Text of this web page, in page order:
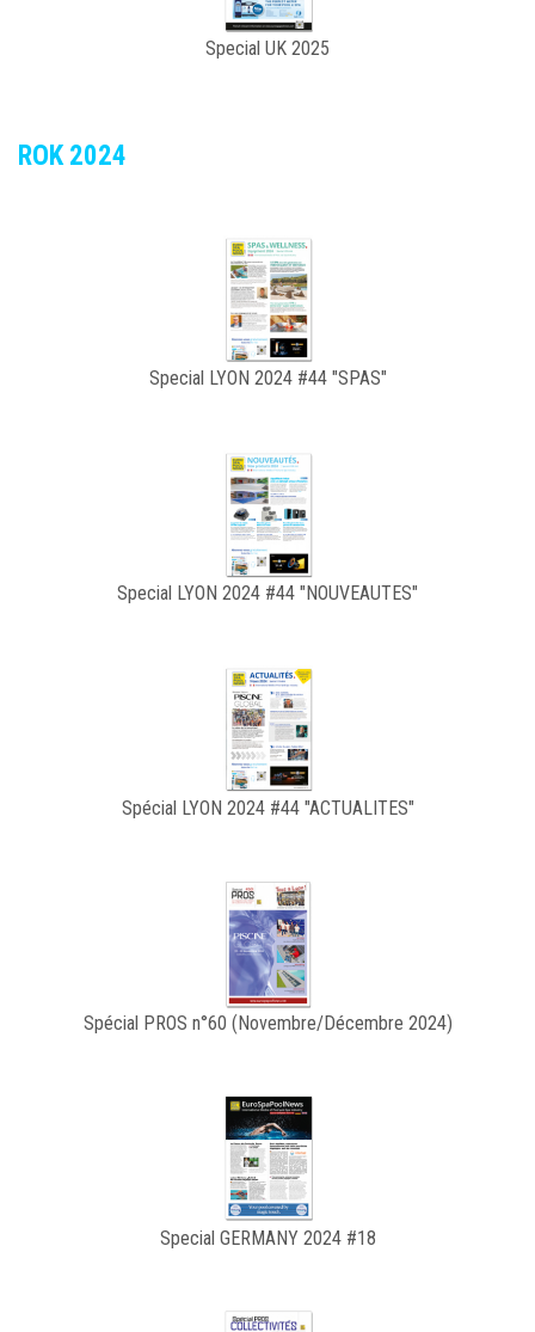
Special UK 2025
ROK 2024
Special LYON 2024 #44 "SPAS"
Special LYON 2024 #44 "NOUVEAUTES"
Spécial LYON 2024 #44 "ACTUALITES"
Spécial PROS n°60 (Novembre/Décembre 2024)
Special GERMANY 2024 #18